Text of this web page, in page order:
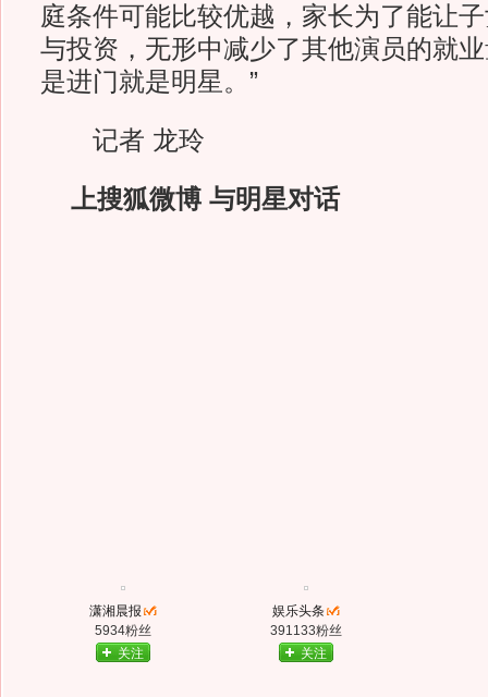
庭条件可能比较优越，家长为了能让
与投资，无形中减少了其他演员的就
是进门就是明星。”
记者 龙玲
上搜狐微博 与明星对话
潇湘晨报
5934粉丝
关注
娱乐头条
391133粉丝
关注